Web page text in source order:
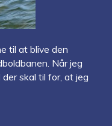
til at blive den
Når jeg
skal til for, at jeg